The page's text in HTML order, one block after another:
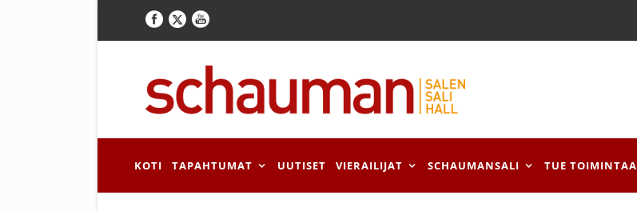
KOTI TAPAHTUMAT UUTISET VIERAILIJAT SCHAUMANSALI TUE TOIMINTAA